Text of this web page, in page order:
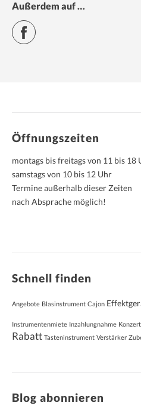
Außerdem auf …
Facebook
Öffnungszeiten
montags bis freitags von 11 bis 18
samstags von 10 bis 12 Uhr
Termine außerhalb dieser Zeiten
nach Absprache möglich!
Schnell finden
Angebote Blasinstrument Cajon
Instrumentenmiete Inzahlungnahme
Rabatt Tasteninstrument Verstärker
Blog abonnieren